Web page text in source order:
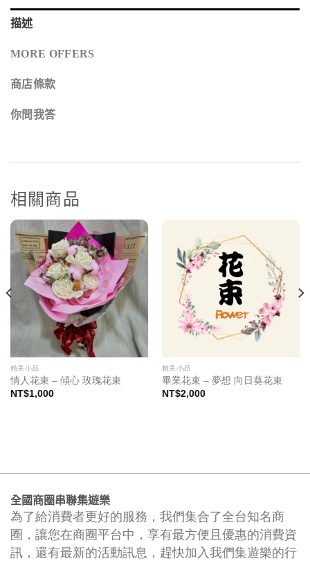
描述
MORE OFFERS
商店條款
你問我答
相關商品
精美小品
情人花束 – 傾心 玫瑰花束
NT$1,000
精美小品
畢業花束 – 夢想 向日葵花束
NT$2,000
全國商圈串聯集遊樂
為了給消費者更好的服務，我們集合了全台知名商
圈，讓您在商圈平台中，享有最方便且優惠的消費資
訊，還有最新的活動訊息，趕快加入我們集遊樂的行